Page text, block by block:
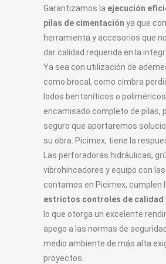
Garantizamos la ejecución
pilas de cimentación ya que
herramienta y accesorios que
dar calidad requerida en la
Ya sea con utilización de
como brocal, como cimbra
lodos bentoníticos o
encamisado completo de pilas,
seguro que aportaremos
su obra. Picimex, tiene la
Las perforadoras hidráulicas,
vibrohincadores y equipo con
contamos en Picimex, cumplen
estrictos controles de calidad
lo que otorga un excelente
apego a las normas de
medio ambiente de más alta
proyectos.